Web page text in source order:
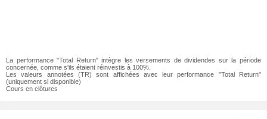
La performance "Total Return" intègre les versements de dividendes sur la période
concernée, comme s'ils étaient réinvestis à 100%.
Les valeurs annotées (TR) sont affichées avec leur performance "Total Return"
(uniquement si disponible)
Cours en clôtures